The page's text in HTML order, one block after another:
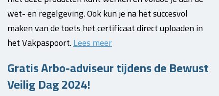
wet- en regelgeving. Ook kun je na het succesvol
maken van de toets het certificaat direct uploaden in
het Vakpaspoort.Lees meer
Gratis Arbo-adviseur tijdens de Bewust
Veilig Dag 2024!